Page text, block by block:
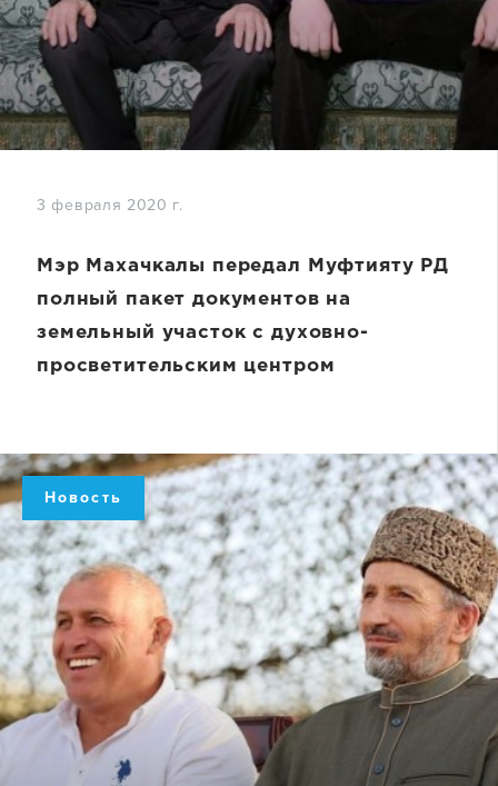
3 февраля 2020 г.
Мэр Махачкалы передал Муфтияту РД
полный пакет документов на
земельный участок с духовно-
просветительским центром
Новость